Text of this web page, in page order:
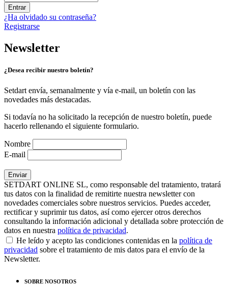
Entrar
¿Ha olvidado su contraseña?
Registrarse
Newsletter
¿Desea recibir nuestro boletín?
Setdart envía, semanalmente y vía e-mail, un boletín con las
novedades más destacadas.
Si todavía no ha solicitado la recepción de nuestro boletín, puede
hacerlo rellenando el siguiente formulario.
Nombre
E-mail
SETDART ONLINE SL, como responsable del tratamiento, tratará
tus datos con la finalidad de remitirte nuestra newsletter con
novedades comerciales sobre nuestros servicios. Puedes acceder,
rectificar y suprimir tus datos, así como ejercer otros derechos
consultando la información adicional y detallada sobre protección de
datos en nuestra política de privacidad.
He leído y acepto las condiciones contenidas en la política de
privacidad sobre el tratamiento de mis datos para el envío de la
Newsletter.
SOBRE NOSOTROS